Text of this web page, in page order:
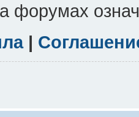
форумах
|